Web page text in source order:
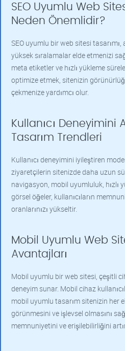
SEO Uyumlu Web
Neden Önemlidir?
SEO uyumlu bir web sitesi
yüksek sıralamalar elde etmenizi
meta etiketler ve hızlı yükleme
optimize etmek, sitenizin
çekmenize yardımcı olur.
Kullanıcı Deneyimini
Tasarım Trendleri
Kullanıcı deneyimini iyileştiren
ziyaretçilerin sitenizde daha uzun
navigasyon, mobil uyumluluk, hızlı
görsel öğeler, kullanıcıların
oranlarınızı yükseltir.
Mobil Uyumlu Web
Avantajları
Mobil uyumlu bir web sitesi, çeşitli
deneyim sunar. Mobil cihaz
mobil uyumlu tasarım sitenizin her
görünmesini ve işlevsel olmasını
memnuniyetini ve erişilebilirliğini